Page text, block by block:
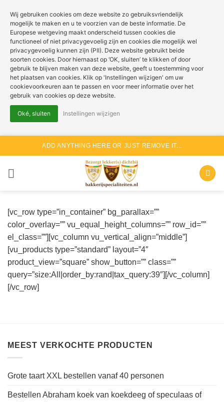
naar
ADD ANYTHING HERE OR JUST REMOVE IT...
[vc_row type=”in_container” bg_parallax=””
color_overlay=”” vu_equal_height_columns=”” row_id=””
el_class=””][vc_column vu_vertical_align=”middle”]
[vu_products type=”standard” layout=”4″
product_view=”square” show_button=”” class=””
query=”size:All|order_by:rand|tax_query:39″][/vc_column]
[/vc_row]
MEEST VERKOCHTE PRODUCTEN
Grote taart XXL bestellen vanaf 40 personen
Bestellen Abraham koek van koekdeeg of speculaas of
Wij gebruiken cookies om deze website zo gebruiksvriendelijk
mogelijk te maken en u te voorzien van de beste informatie. De
Europese wetgeving maakt onderscheid tussen cookies die
functioneel of niet privacygevoelig zijn en cookies die mogelijk wel
privacygevoelig kunnen zijn (PII). Deze website gebruikt beide
soorten cookies. Door hiernaast op ‘OK, sluiten’ te klikken of door
gebruik te blijven maken van deze website, geeft u toestemming voor
het plaatsen van cookies. Klik op 'Instellingen wijzigen' om uw
cookievoorkeuren aan te passen en voor meer informatie over het
gebruik van cookies op deze website.
Oké, sluiten Instellingen wijzigen